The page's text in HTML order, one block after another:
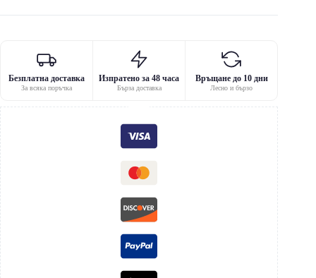
Безплатна доставка
За всяка поръчка
Изпратено за 48 часа
Бърза доставка
Връщане до 10 дни
Лесно и бързо